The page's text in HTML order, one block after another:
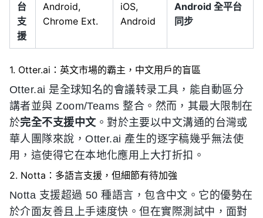
台
支
援
Android,
Chrome Ext.
iOS,
Android
Android 全平台
同步
1. Otter.ai：英文市場的霸主，中文用戶的盲區
Otter.ai 是全球知名的會議转录工具，能自動區分
講者並與 Zoom/Teams 整合。然而，其最大限制在
於完全不支援中文。對於主要以中文溝通的台灣或
華人團隊來說，Otter.ai 產生的逐字稿幾乎無法使
用，這使得它在本地化應用上大打折扣。
2. Notta：多語言支援，但細節有待加強
Notta 支援超過 50 種語言，包含中文。它的優勢在
於介面友善且上手速度快。但在實際測試中，面對